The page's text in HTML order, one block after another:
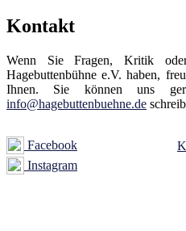
Kontakt
Wenn Sie Fragen, Kritik
Hagebuttenbühne e.V. haben,
Ihnen. Sie können uns
info@hagebuttenbuehne.de
Facebook
Instagram